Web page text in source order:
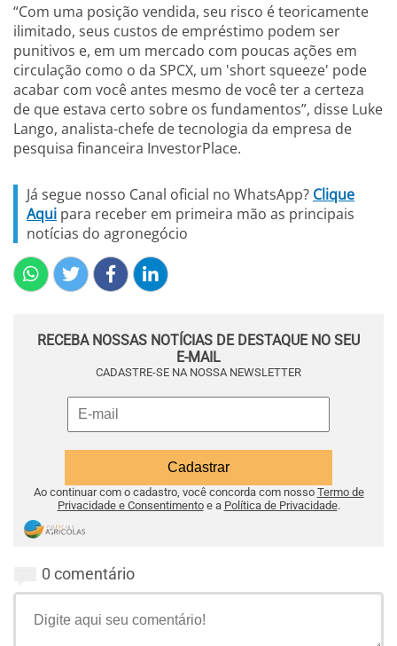
“Com uma posição vendida, seu risco é teoricamente
ilimitado, seus custos de empréstimo podem ser
punitivos e, em um mercado com poucas ações em
circulação como o da SPCX, um 'short squeeze' pode
acabar com você antes mesmo de você ter a certeza
de que estava certo sobre os fundamentos”, disse Luke
Lango, analista-chefe de tecnologia da empresa de
pesquisa financeira InvestorPlace.
Já segue nosso Canal oficial no WhatsApp? Clique
Aqui para receber em primeira mão as principais
notícias do agronegócio
RECEBA NOSSAS NOTÍCIAS DE DESTAQUE NO SEU
E-MAIL
CADASTRE-SE NA NOSSA NEWSLETTER
Ao continuar com o cadastro, você concorda com nosso Termo de
Privacidade e Consentimentoe a Política de Privacidade.
0 comentário